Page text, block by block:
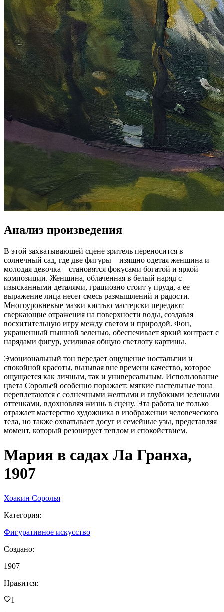
Анализ произведения
В этой захватывающей сцене зритель переносится в
солнечный сад, где две фигуры—изящно одетая женщина и
молодая девочка—становятся фокусами богатой и яркой
композиции. Женщина, облаченная в белый наряд с
изысканными деталями, грациозно стоит у пруда, а ее
выражение лица несет смесь размышлений и радости.
Многоуровневые мазки кистью мастерски передают
сверкающие отражения на поверхности воды, создавая
восхитительную игру между светом и природой. Фон,
украшенный пышной зеленью, обеспечивает яркий контраст с
нарядами фигур, усиливая общую светлоту картины.
Эмоциональный тон передает ощущение ностальгии и
спокойной красоты, вызывая вне времени качество, которое
ощущается как личным, так и универсальным. Использование
цвета Сорольей особенно поражает: мягкие пастельные тона
переплетаются с солнечными желтыми и глубокими зелеными
оттенками, вдохновляя жизнь в сцену. Эта работа не только
отражает мастерство художника в изображении человеческого
тела, но также охватывает досуг и семейные узы, представляя
момент, который резонирует теплом и спокойствием.
Мария в садах Ла Гранха,
1907
Хоакин Соролья
Категория:
Фигуративное искусство
Создано:
1907
Нравится:
1